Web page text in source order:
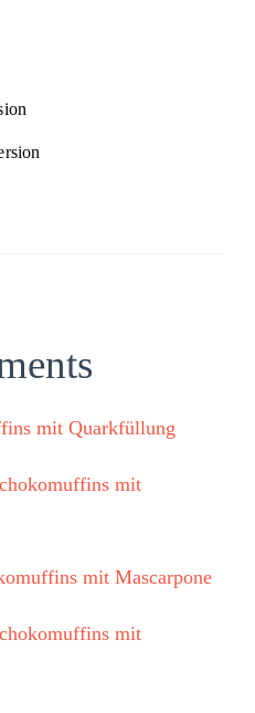
mit Quarkfüllung
mit
mit Mascarpone
mit